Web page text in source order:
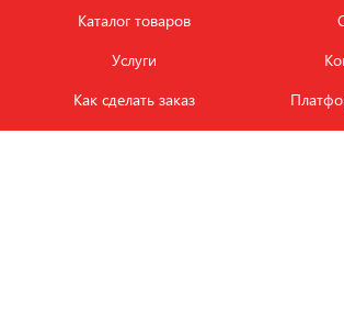
Каталог товаров
Услуги
Как сделать заказ